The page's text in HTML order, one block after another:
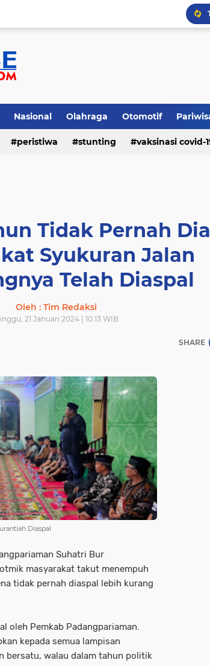
Nasional Olahraga Otomotif
peristiwa stunting vaksinasi covid-
Tidak Pernah
Syukuran Jalan
Telah Diaspal
Oleh : Tim Redaksi
21 Januari 2024 | 10:13 WIB
SHARE
Diaspal
Suhatri Bur
masyarakat takut menempuh
tidak pernah diaspal lebih kurang
oleh Pemkab Padangpariaman.
kepada semua lampisan
bersatu, walau dalam tahun politik